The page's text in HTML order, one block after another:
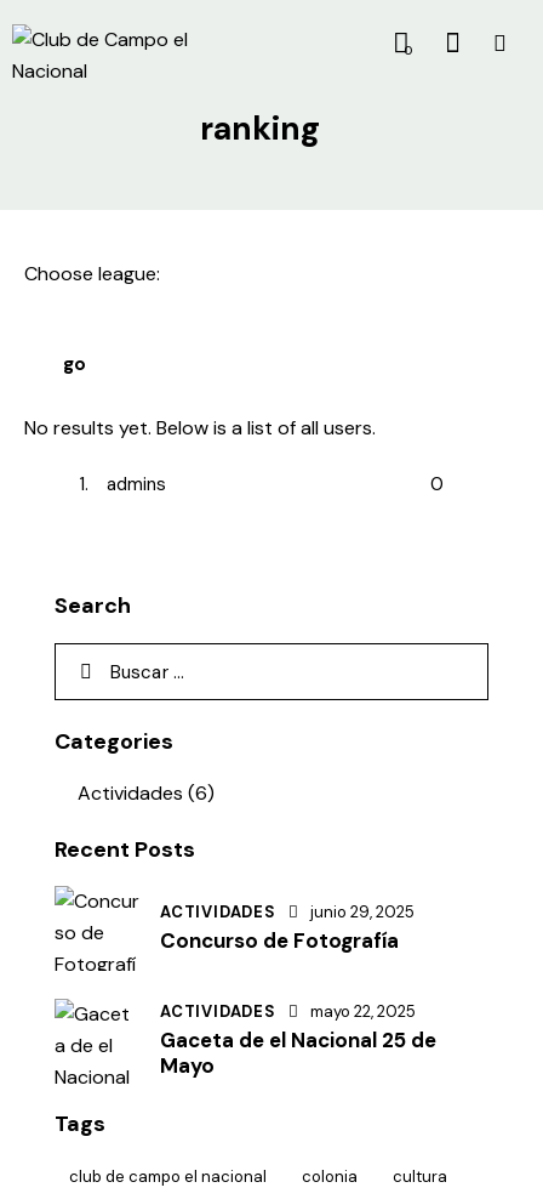
0
ranking
Choose league:
No results yet. Below is a list of all users.
1. admins 0
Search
Categories
Actividades (6)
Recent Posts
ACTIVIDADES junio 29, 2025
Concurso de Fotografía
ACTIVIDADES mayo 22, 2025
Gaceta de el Nacional 25 de
Mayo
Tags
club de campo el nacional colonia
cultura